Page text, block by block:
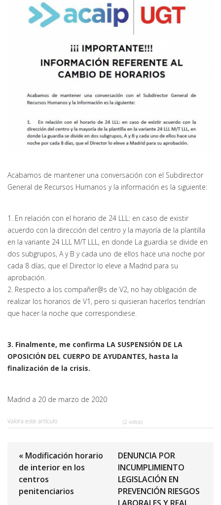
Acabamos de mantener una conversación con el Subdirector
General de Recursos Humanos y la información es la siguiente:
1. En relación con el horario de 24 LLL: en caso de existir
acuerdo con la dirección del centro y la mayoría de la plantilla
en la variante 24 LLL M/T LLL, en donde La guardia se divide en
dos subgrupos, A y B y cada uno de ellos hace una noche por
cada 8 días, que el Director lo eleve a Madrid para su
aprobación.
2. Respecto a los compañer@s de V2, no hay obligación de
realizar los horarios de V1, pero si quisieran hacerlos tendrían
que hacer la noche que correspondiese.
3. Finalmente, me confirma LA SUSPENSIÓN DE LA
OPOSICIÓN DEL CUERPO DE AYUDANTES, hasta la
finalización de la crisis.
Madrid a 20 de marzo de 2020
Valora este artículo (2 votos)
« Modificación horario
de interior en los
centros
penitenciarios
DENUNCIA POR
INCUMPLIMIENTO
LEGISLACIÓN EN
PREVENCIÓN RIESGOS
LABORALES Y REAL